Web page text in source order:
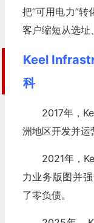
把“可用电力”转
客户缩短从选址
Keel
科
2017年，
洲地区开发并运
2021年，
力业务版图并
了零负债。